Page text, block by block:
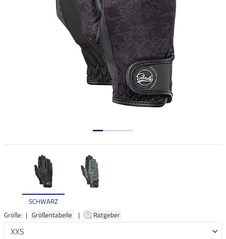
SCHWARZ
Größe: | Größentabelle | Ratgeber